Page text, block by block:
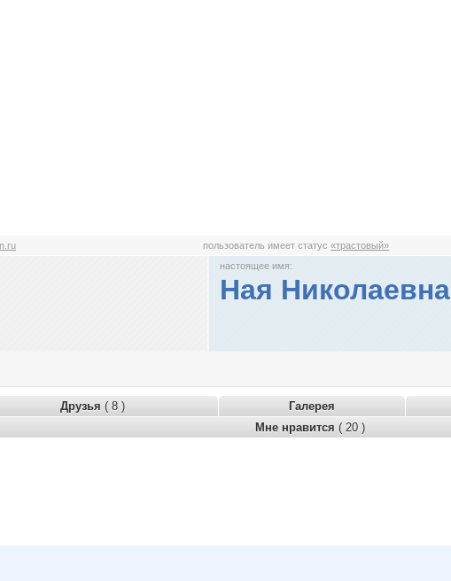
пользователь имеет статус«трастовый»
настоящее имя:
Ная Николаевна
Друзья ( 8 ) Галерея
Мне нравится ( 20 )